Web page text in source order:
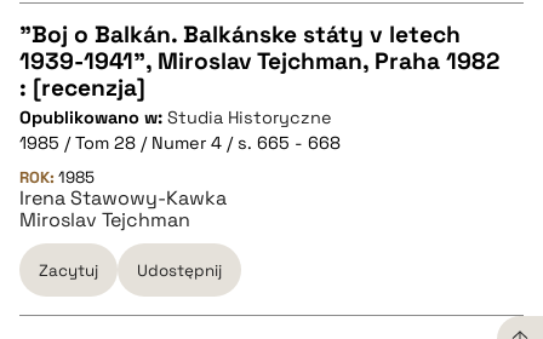
CZYSTY TEKST
pobierz cytat
BIBTEX
pobierz cytat
"Boj o Balkán. Balkánske státy v letech
1939-1941", Miroslav Tejchman, Praha 1982
: [recenzja]
Opublikowano w: Studia Historyczne
1985 / Tom 28 / Numer 4 / s. 665 - 668
ROK: 1985
Irena Stawowy-Kawka
Miroslav Tejchman
Zacytuj Udostępnij